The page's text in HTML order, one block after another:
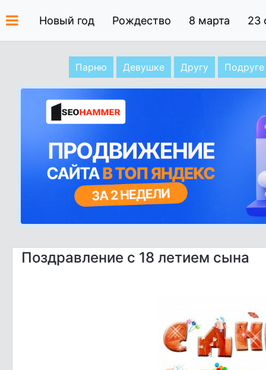
Новый год Рождество 8 марта 23
Парню Девушке Другу Подруге
Поздравление с 18 летием сына